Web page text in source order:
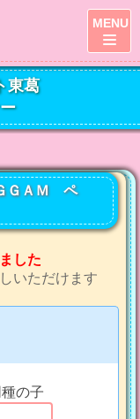
東葛
ＧＡＭ ペ
した
いただけます
の子
MENU